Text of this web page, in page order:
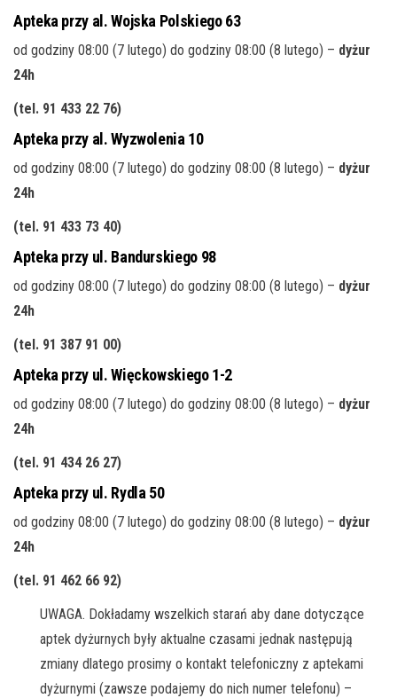
Apteka przy al. Wojska Polskiego 63
od godziny 08:00 (7 lutego) do godziny 08:00 (8 lutego) – dyżur
24h
(tel. 91 433 22 76)
Apteka przy al. Wyzwolenia 10
od godziny 08:00 (7 lutego) do godziny 08:00 (8 lutego) – dyżur
24h
(tel. 91 433 73 40)
Apteka przy ul. Bandurskiego 98
od godziny 08:00 (7 lutego) do godziny 08:00 (8 lutego) – dyżur
24h
(tel. 91 387 91 00)
Apteka przy ul. Więckowskiego 1-2
od godziny 08:00 (7 lutego) do godziny 08:00 (8 lutego) – dyżur
24h
(tel. 91 434 26 27)
Apteka przy ul. Rydla 50
od godziny 08:00 (7 lutego) do godziny 08:00 (8 lutego) – dyżur
24h
(tel. 91 462 66 92)
UWAGA. Dokładamy wszelkich starań aby dane dotyczące
aptek dyżurnych były aktualne czasami jednak następują
zmiany dlatego prosimy o kontakt telefoniczny z aptekami
dyżurnymi (zawsze podajemy do nich numer telefonu) –